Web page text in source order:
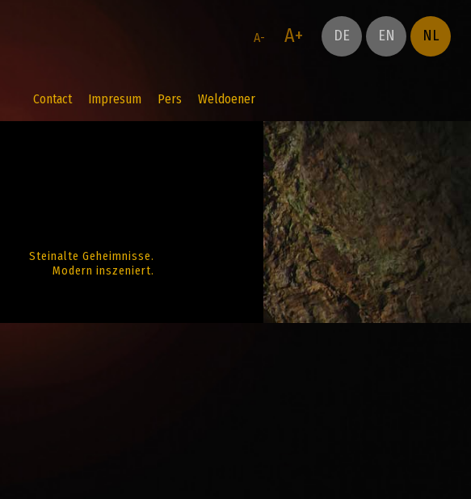
Weldoener
Pers
Impresum
Contact
Steinalte Geheimnisse.
Modern inszeniert.
A- A+ DE EN NL